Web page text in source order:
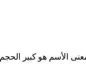
الممكن أن يزيد وزنها عن 120 كيلو جرام و تعد أن